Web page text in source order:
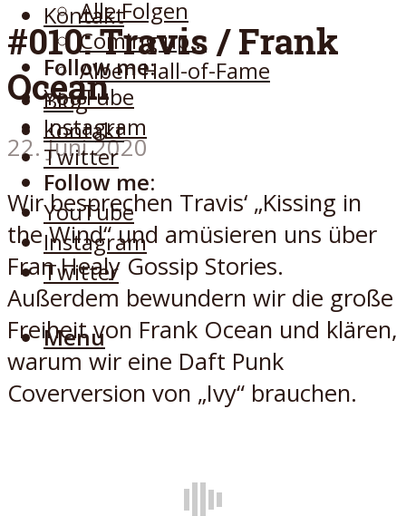
Kontakt
Follow me:
YouTube
Instagram
Twitter
Alle Folgen
Coming up…
Alben Hall-of-Fame
Blog
Kontakt
Follow me:
YouTube
Instagram
Twitter
Menu
#010: Travis / Frank
Ocean
22. Juni 2020
Wir besprechen Travis‘ „Kissing in
the Wind“ und amüsieren uns über
Fran Healy Gossip Stories.
Außerdem bewundern wir die große
Freiheit von Frank Ocean und klären,
warum wir eine Daft Punk
Coverversion von „Ivy“ brauchen.